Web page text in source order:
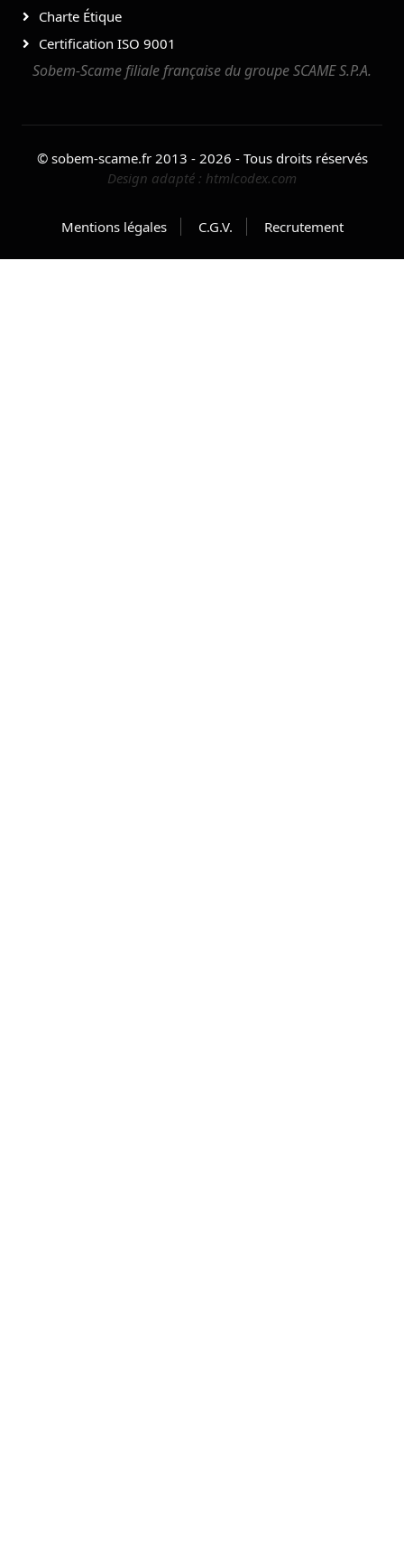
Charte Étique
Certification ISO 9001
Sobem-Scame filiale française du groupe SCAME S.P.A.
© sobem-scame.fr2013 - 2026 - Tous droits réservés
Design adapté : htmlcodex.com
Mentions légales C.G.V. Recrutement